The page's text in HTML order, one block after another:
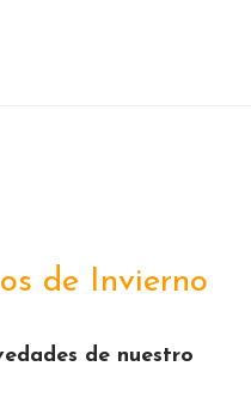
de Invierno
de nuestro